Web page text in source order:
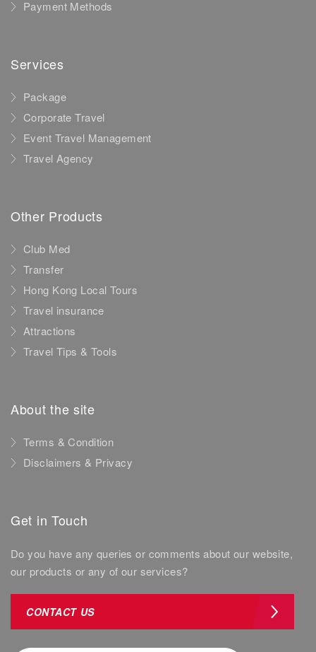
Payment Methods
Services
Package
Corporate Travel
Event Travel Management
Travel Agency
Other Products
Club Med
Transfer
Hong Kong Local Tours
Travel insurance
Attractions
Travel Tips & Tools
About the site
Terms & Condition
Disclaimers & Privacy
Get in Touch
Do you have any queries or comments about our website,
our products or any of our services?
CONTACT US